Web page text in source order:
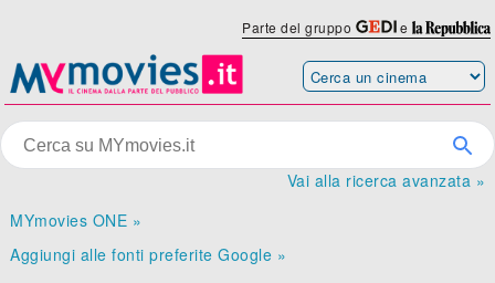
Parte del gruppo e
Vai alla ricerca avanzata »
MYmovies ONE »
Aggiungi alle fonti preferite Google »